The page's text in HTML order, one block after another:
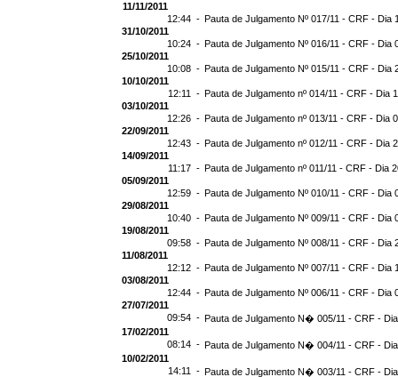
11/11/2011
12:44 - Pauta de Julgamento Nº 017/11 - CRF - Dia
31/10/2011
10:24 - Pauta de Julgamento Nº 016/11 - CRF - Dia
25/10/2011
10:08 - Pauta de Julgamento Nº 015/11 - CRF - Dia
10/10/2011
12:11 - Pauta de Julgamento nº 014/11 - CRF - Dia
03/10/2011
12:26 - Pauta de Julgamento nº 013/11 - CRF - Dia
22/09/2011
12:43 - Pauta de Julgamento nº 012/11 - CRF - Dia
14/09/2011
11:17 - Pauta de Julgamento nº 011/11 - CRF - Dia
05/09/2011
12:59 - Pauta de Julgamento Nº 010/11 - CRF - Dia
29/08/2011
10:40 - Pauta de Julgamento Nº 009/11 - CRF - Dia
19/08/2011
09:58 - Pauta de Julgamento Nº 008/11 - CRF - Dia
11/08/2011
12:12 - Pauta de Julgamento Nº 007/11 - CRF - Dia
03/08/2011
12:44 - Pauta de Julgamento Nº 006/11 - CRF - Dia
27/07/2011
09:54 - Pauta de Julgamento N� 005/11 - CRF -
17/02/2011
08:14 - Pauta de Julgamento N� 004/11 - CRF -
10/02/2011
14:11 - Pauta de Julgamento N� 003/11 - CRF -